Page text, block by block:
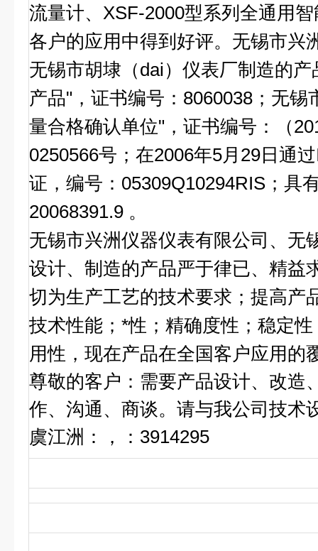
流量计、 XSF-2000型系列全通用
各户的应用中得到好评。无锡市兴
无锡市胡埭（dai ）仪表厂制造的
产品"，证书编号： 8060038 ；无
量合格确认单位"，证书编号：（
0250566号；在2006年5月 29日通过
证，编号： 05309Q10294RIS ；具
20068391.9 。
无锡市兴洲仪器仪表有限公司、无
设计、制造的产品严于律已、精益
切为生产工艺的技术要求；提高产
技术性能；*性；精确度性；稳定
用性，现在产品在全国客户应用的
尊敬的客户：需要产品设计、改造
作、沟通、商谈。请与我公司技术
虞江洲：
， ： 3914295